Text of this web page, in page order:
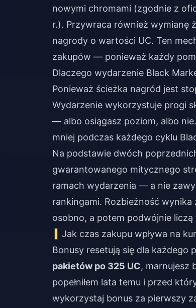
nowymi chromami (zgodnie z
r.). Przywraca również wymianę
nagrody o wartości UC. Ten
zakupów — ponieważ każdy
Dlaczego wydarzenie Black
Ponieważ ścieżka nagród jest
Wydarzenie wykorzystuje progi
— albo osiągasz poziom, albo
mniej podczas każdego cyklu
Na podstawie dwóch
gwarantowanego mitycznego
ramach wydarzenia — a nie
rankingami. Rozbieżność wynika
osobno, a potem podwójnie
Jak czas zakupu wpływa na
Bonusy resetują się dla każdego
pakietów po 325 UC, marnujesz
popełniłem lata temu i przed
wykorzystaj bonus za pierwszy